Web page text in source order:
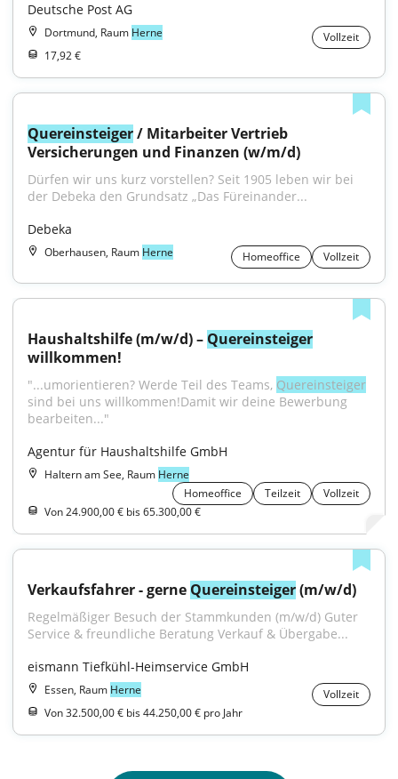
Deutsche Post AG
Dortmund, Raum Herne
Vollzeit
17,92 €
Quereinsteiger / Mitarbeiter Vertrieb
Versicherungen und Finanzen (w/m/d)
Dürfen wir uns kurz vorstellen? Seit 1905 leben wir bei
der Debeka den Grundsatz „Das Füreinander...
Debeka
Oberhausen, Raum Herne Homeoffice Vollzeit
Haushaltshilfe (m/w/d) – Quereinsteiger
willkommen!
"...umorientieren? Werde Teil des Teams, Quereinsteiger
sind bei uns willkommen!Damit wir deine Bewerbung
bearbeiten..."
Agentur für Haushaltshilfe GmbH
Haltern am See, Raum Herne
Homeoffice
Teilzeit
Vollzeit
Von 24.900,00 € bis 65.300,00 €
Verkaufsfahrer - gerne Quereinsteiger (m/w/d)
Regelmäßiger Besuch der Stammkunden (m/w/d) Guter
Service & freundliche Beratung Verkauf & Übergabe...
eismann Tiefkühl-Heimservice GmbH
Essen, Raum Herne
Vollzeit
Von 32.500,00 € bis 44.250,00 € pro Jahr